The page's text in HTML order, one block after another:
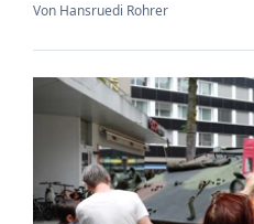
Von Hansruedi Rohrer